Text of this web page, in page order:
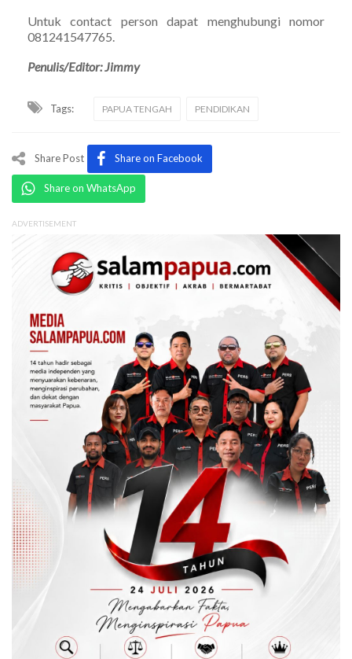
Untuk contact person dapat menghubungi nomor
081241547765.
Penulis/Editor: Jimmy
Tags: PAPUA TENGAH PENDIDIKAN
Share Post Share on Facebook
Share on WhatsApp
ADVERTISEMENT